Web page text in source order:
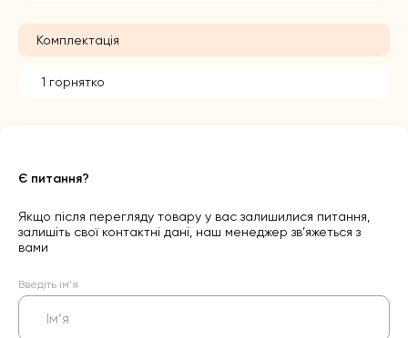
Комплектація
1 горнятко
Є питання?
Якщо після перегляду товару у вас залишилися питання,
залишіть свої контактні дані, наш менеджер зв’яжеться з
вами
Введіть ім’я